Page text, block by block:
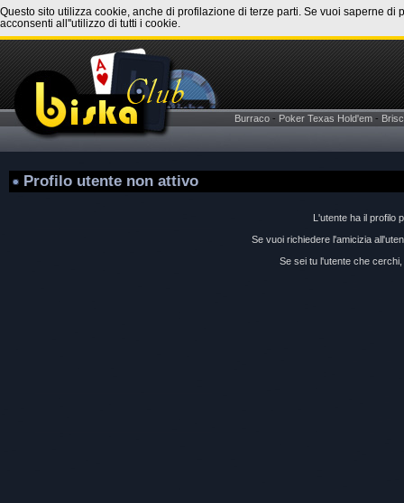
Questo sito utilizza cookie, anche di profilazione di terze parti. Se vuoi saperne
acconsenti all''utilizzo di tutti i cookie.
Burraco - Poker Texas Hold'em -
Profilo utente non attivo
L'utente ha il profilo
Se vuoi richiedere l'amicizia
Se sei tu l'utente che